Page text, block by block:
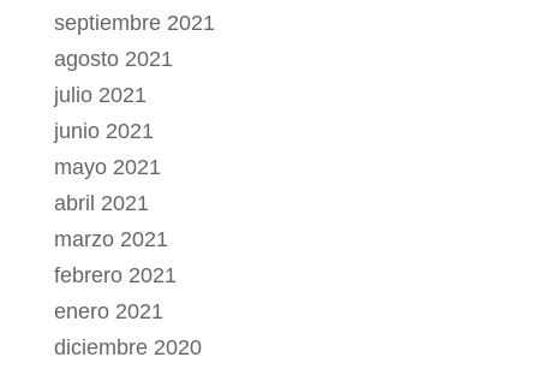
septiembre 2021
agosto 2021
julio 2021
junio 2021
mayo 2021
abril 2021
marzo 2021
febrero 2021
enero 2021
diciembre 2020